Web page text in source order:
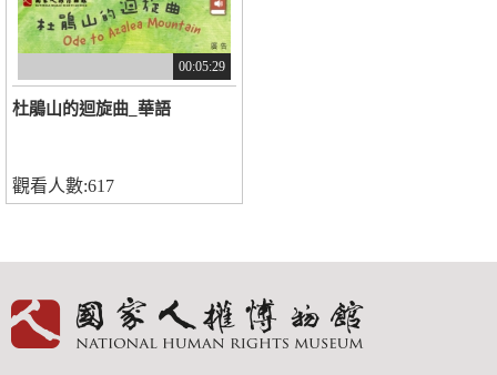
00:05:29
杜鵑山的迴旋曲_華語
觀看人數:617